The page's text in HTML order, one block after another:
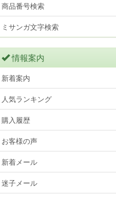
商品番号検索
ミサンガ文字検索
情報案内
新着案内
人気ランキング
購入履歴
お客様の声
新着メール
迷子メール